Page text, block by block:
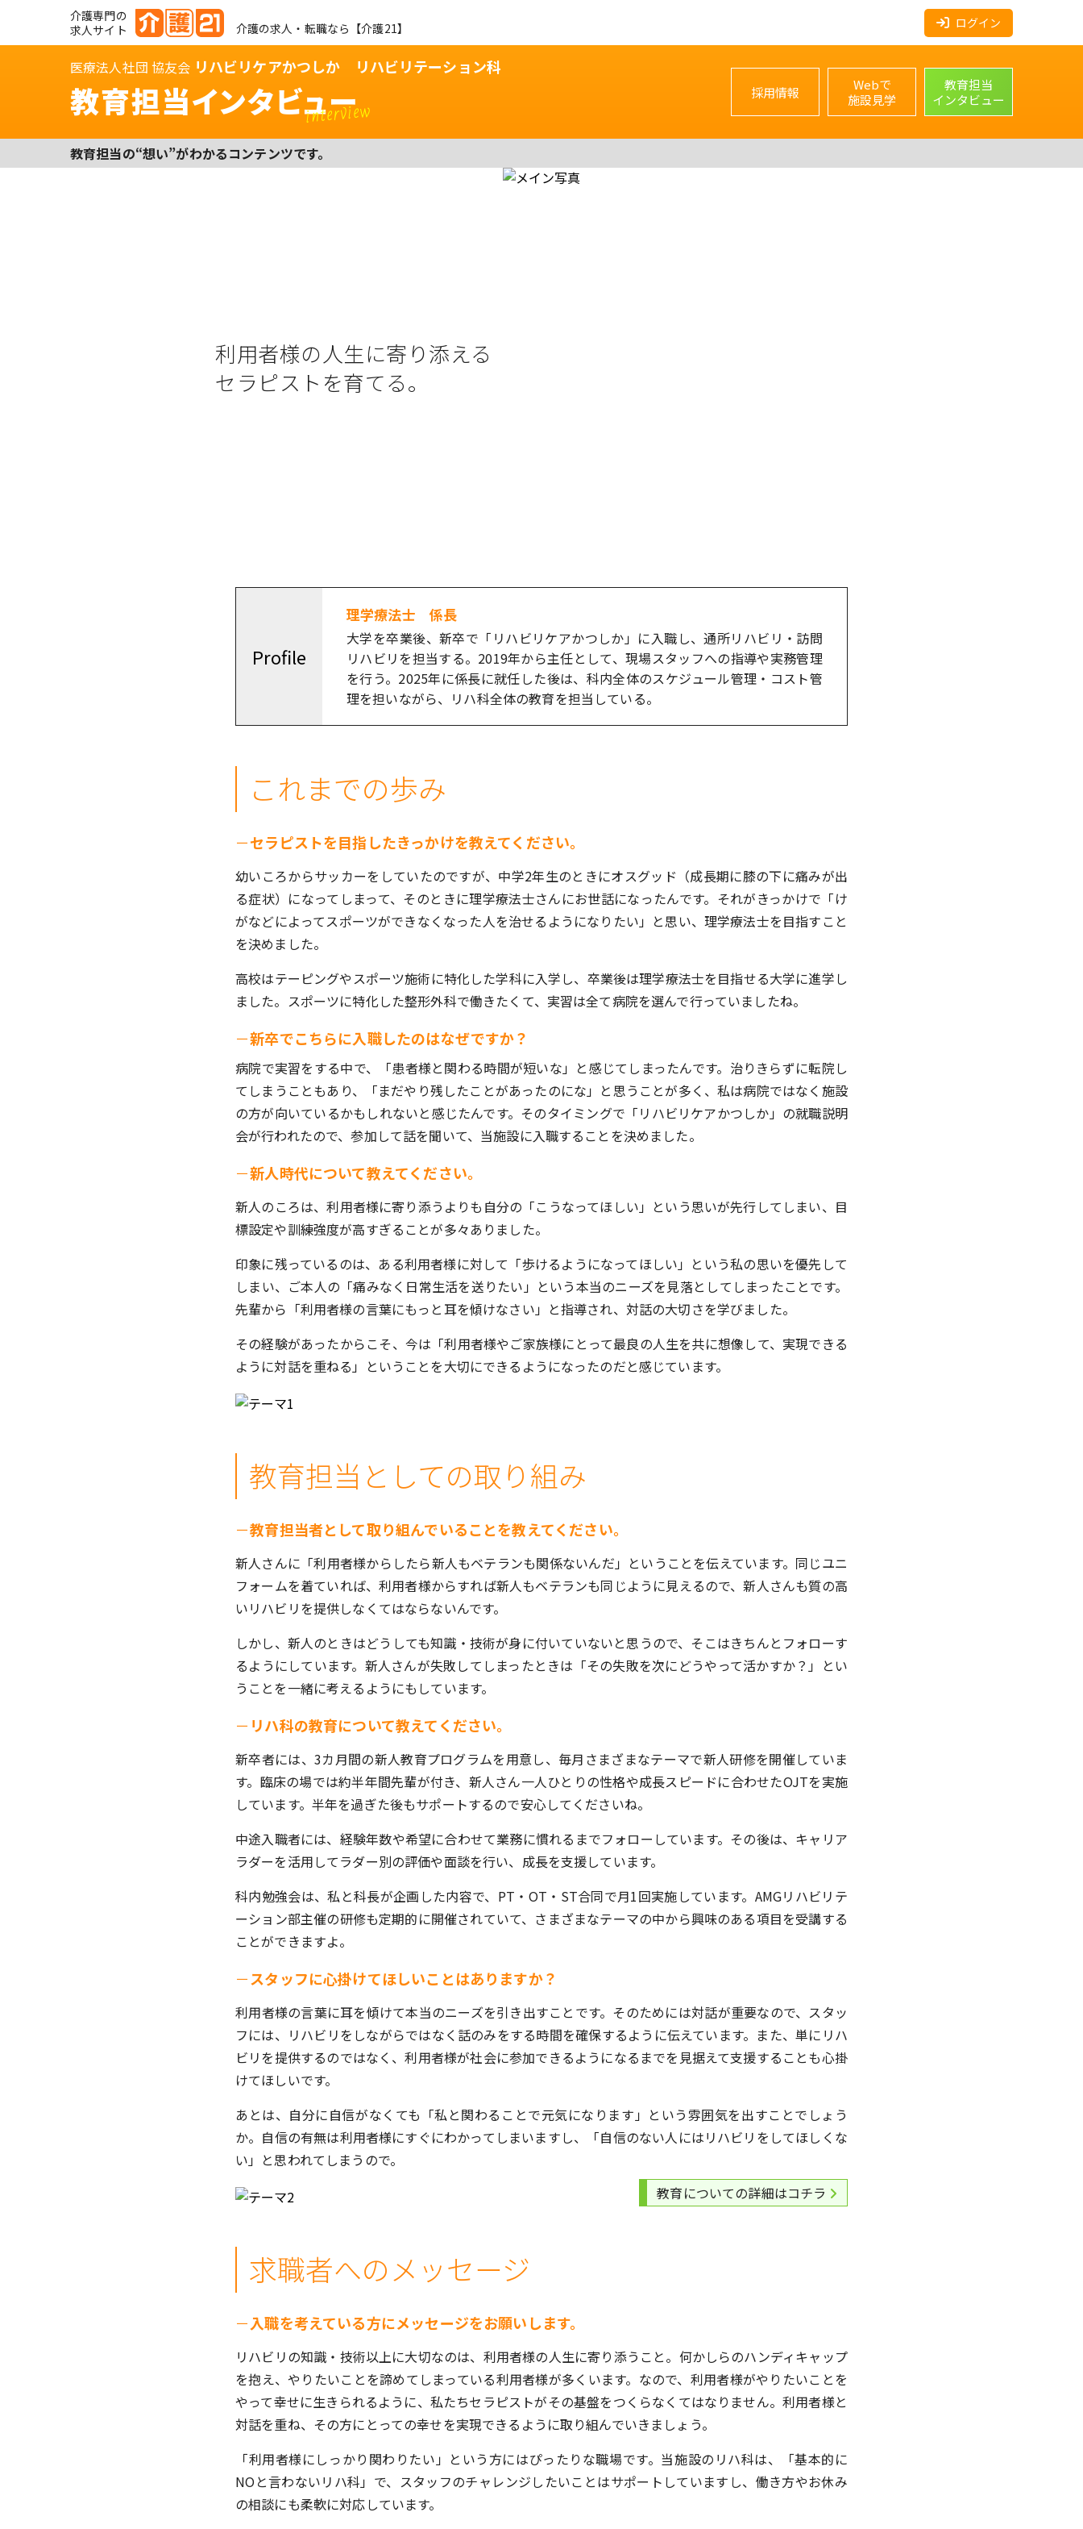
介護専門の
求人サイト
介護の求人・転職なら【介護21】 ログイン
医療法人社団 協友会 リハビリケアかつしか リハビリテーション科
教育担当インタビュー
interview
採用情報
Webで
施設見学
教育担当
インタビュー
教育担当の“想い”がわかるコンテンツです。
利用者様の人生に寄り添える
セラピストを育てる。
Profile
理学療法士 係長
大学を卒業後、新卒で「リハビリケアかつしか」に入職し、通所リハビリ・訪問
リハビリを担当する。2019年から主任として、現場スタッフへの指導や実務管理
を行う。2025年に係長に就任した後は、科内全体のスケジュール管理・コスト管
理を担いながら、リハ科全体の教育を担当している。
これまでの歩み
－セラピストを目指したきっかけを教えてください。
幼いころからサッカーをしていたのですが、中学2年生のときにオスグッド（成長期に膝の下に痛みが出
る症状）になってしまって、そのときに理学療法士さんにお世話になったんです。それがきっかけで「け
がなどによってスポーツができなくなった人を治せるようになりたい」と思い、理学療法士を目指すこと
を決めました。
高校はテーピングやスポーツ施術に特化した学科に入学し、卒業後は理学療法士を目指せる大学に進学し
ました。スポーツに特化した整形外科で働きたくて、実習は全て病院を選んで行っていましたね。
－新卒でこちらに入職したのはなぜですか？
病院で実習をする中で、「患者様と関わる時間が短いな」と感じてしまったんです。治りきらずに転院し
てしまうこともあり、「まだやり残したことがあったのにな」と思うことが多く、私は病院ではなく施設
の方が向いているかもしれないと感じたんです。そのタイミングで「リハビリケアかつしか」の就職説明
会が行われたので、参加して話を聞いて、当施設に入職することを決めました。
－新人時代について教えてください。
新人のころは、利用者様に寄り添うよりも自分の「こうなってほしい」という思いが先行してしまい、目
標設定や訓練強度が高すぎることが多々ありました。
印象に残っているのは、ある利用者様に対して「歩けるようになってほしい」という私の思いを優先して
しまい、ご本人の「痛みなく日常生活を送りたい」という本当のニーズを見落としてしまったことです。
先輩から「利用者様の言葉にもっと耳を傾けなさい」と指導され、対話の大切さを学びました。
その経験があったからこそ、今は「利用者様やご家族様にとって最良の人生を共に想像して、実現できる
ように対話を重ねる」ということを大切にできるようになったのだと感じています。
教育担当としての取り組み
－教育担当者として取り組んでいることを教えてください。
新人さんに「利用者様からしたら新人もベテランも関係ないんだ」ということを伝えています。同じユニ
フォームを着ていれば、利用者様からすれば新人もベテランも同じように見えるので、新人さんも質の高
いリハビリを提供しなくてはならないんです。
しかし、新人のときはどうしても知識・技術が身に付いていないと思うので、そこはきちんとフォローす
るようにしています。新人さんが失敗してしまったときは「その失敗を次にどうやって活かすか？」とい
うことを一緒に考えるようにもしています。
－ リハ科の教育について教えてください。
新卒者には、3カ月間の新人教育プログラムを用意し、毎月さまざまなテーマで新人研修を開催していま
す。臨床の場では約半年間先輩が付き、新人さん一人ひとりの性格や成長スピードに合わせたOJTを実施
しています。半年を過ぎた後もサポートするので安心してくださいね。
中途入職者には、経験年数や希望に合わせて業務に慣れるまでフォローしています。その後は、キャリア
ラダーを活用してラダー別の評価や面談を行い、成長を支援しています。
科内勉強会は、私と科長が企画した内容で、PT・OT・ST合同で月1回実施しています。AMGリハビリテ
ーション部主催の研修も定期的に開催されていて、さまざまなテーマの中から興味のある項目を受講する
ことができますよ。
－スタッフに心掛けてほしいことはありますか？
利用者様の言葉に耳を傾けて本当のニーズを引き出すことです。そのためには対話が重要なので、スタッ
フには、リハビリをしながらではなく話のみをする時間を確保するように伝えています。また、単にリハ
ビリを提供するのではなく、利用者様が社会に参加できるようになるまでを見据えて支援することも心掛
けてほしいです。
あとは、自分に自信がなくても「私と関わることで元気になります」という雰囲気を出すことでしょう
か。自信の有無は利用者様にすぐにわかってしまいますし、「自信のない人にはリハビリをしてほしくな
い」と思われてしまうので。
教育についての詳細はコチラ
求職者へのメッセージ
－入職を考えている方にメッセージをお願いします。
リハビリの知識・技術以上に大切なのは、利用者様の人生に寄り添うこと。何かしらのハンディキャップ
を抱え、やりたいことを諦めてしまっている利用者様が多くいます。なので、利用者様がやりたいことを
やって幸せに生きられるように、私たちセラピストがその基盤をつくらなくてはなりません。利用者様と
対話を重ね、その方にとっての幸せを実現できるように取り組んでいきましょう。
「利用者様にしっかり関わりたい」という方にはぴったりな職場です。当施設のリハ科は、「基本的に
NOと言わないリハ科」で、スタッフのチャレンジしたいことはサポートしていますし、働き方やお休み
の相談にも柔軟に対応しています。